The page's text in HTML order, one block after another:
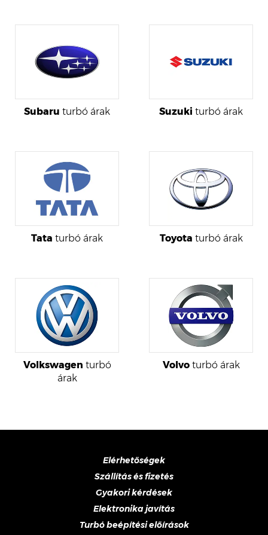
Subaru turbó árak Suzuki turbó árak
Tata turbó árak Toyota turbó árak
Volkswagen turbó
árak
Volvoturbó árak
Elérhetőségek
Szállítás és fizetés
Gyakori kérdések
Elektronika javítás
Turbó beépítési előírások